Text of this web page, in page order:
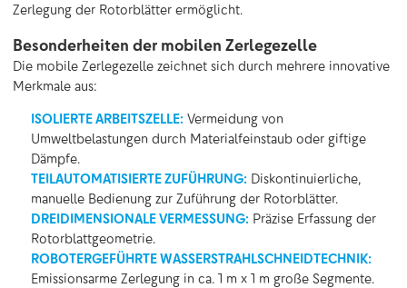
Zerlegung der Rotorblätter ermöglicht.
Besonderheiten der mobilen Zerlegezelle
Die mobile Zerlegezelle zeichnet sich durch mehrere innovative
Merkmale aus:
ISOLIERTE ARBEITSZELLE: Vermeidung von
Umweltbelastungen durch Materialfeinstaub oder giftige
Dämpfe.
TEILAUTOMATISIERTE ZUFÜHRUNG: Diskontinuierliche,
manuelle Bedienung zur Zuführung der Rotorblätter.
DREIDIMENSIONALE VERMESSUNG: Präzise Erfassung der
Rotorblattgeometrie.
ROBOTERGEFÜHRTE WASSERSTRAHLSCHNEIDTECHNIK:
Emissionsarme Zerlegung in ca. 1 m x 1 m große Segmente.